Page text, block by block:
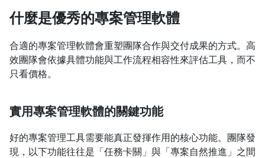
什麼是優秀的專案管理軟體
合適的專案管理軟體會重塑團隊合作與交付成果的方式。高
效團隊會依據具體功能與工作流程相容性來評估工具，而不
只看價格。
實用專案管理軟體的關鍵功能
好的專案管理工具需要能真正發揮作用的核心功能。團隊發
現，以下功能往往是「任務卡關」與「專案自然推進」之間